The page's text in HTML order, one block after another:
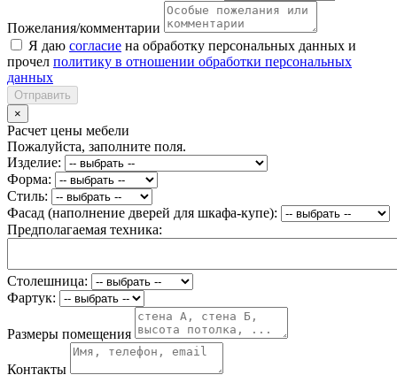
Пожелания/комментарии
Я даю согласие на обработку персональных данных и
прочел политику в отношении обработки персональных
данных
Отправить
×
Расчет цены мебели
Пожалуйста, заполните поля.
Изделие:
Форма:
Стиль:
Фасад (наполнение дверей для шкафа-купе):
Предполагаемая техника:
Столешница:
Фартук:
Размеры помещения
Контакты